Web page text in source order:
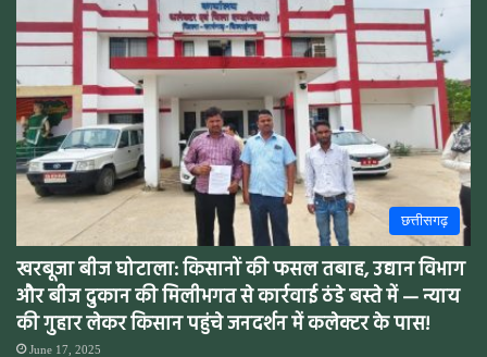
छत्तीसगढ़
खरबूजा बीज घोटाला: किसानों की फसल तबाह, उद्यान विभाग
और बीज दुकान की मिलीभगत से कार्रवाई ठंडे बस्ते में — न्याय
की गुहार लेकर किसान पहुंचे जनदर्शन में कलेक्टर के पास!
June 17, 2025